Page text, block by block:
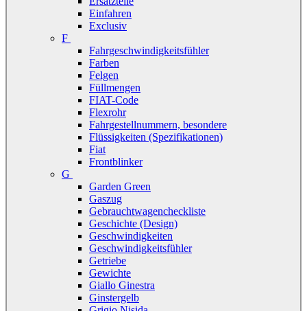
Einfahren
Exclusiv
F
Fahrgeschwindigkeitsfühler
Farben
Felgen
Füllmengen
FIAT-Code
Flexrohr
Fahrgestellnummern, besondere
Flüssigkeiten (Spezifikationen)
Fiat
Frontblinker
G
Garden Green
Gaszug
Gebrauchtwagencheckliste
Geschichte (Design)
Geschwindigkeiten
Geschwindigkeitsfühler
Getriebe
Gewichte
Giallo Ginestra
Ginstergelb